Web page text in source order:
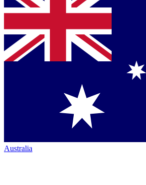
Australia